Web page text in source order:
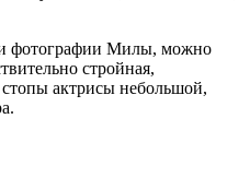
фотографии Милы, можно
стройная,
актрисы небольшой,